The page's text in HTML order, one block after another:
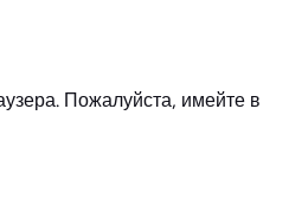
Пожалуйста, имейте в